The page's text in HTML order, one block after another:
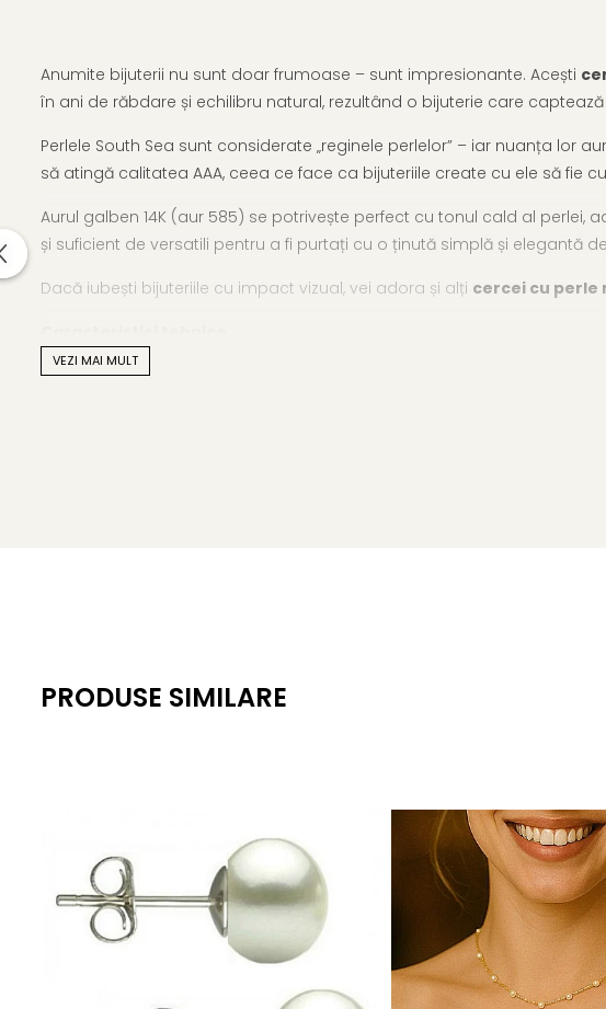
Anumite bijuterii nu sunt doar frumoase – sunt impresionante. Acești
în ani de răbdare și echilibru natural, rezultând o bijuterie care
Perlele South Sea sunt considerate „reginele perlelor” – iar nuanța lor
să atingă calitatea AAA, ceea ce face ca bijuteriile create cu ele să fie
Aurul galben 14K (aur 585) se potrivește perfect cu tonul cald al perlei,
și suficient de versatili pentru a fi purtați cu o ținută simplă și elegantă
Dacă iubești bijuteriile cu impact vizual, vei adora și alți cercei cu perle
Tipul perlei: perle naturale aurii South Sea, de apă sărată
Montură: aur galben 14K (aur 585), toate componentele metalice
Certificare: certificat de garanție și autenticitate KASKADDA
KASKADDAeste un brand european de bijuterii premium, cu marcă
metale prețioase certificate. Fiecare bijuterie cu perle este însoțită de
Pentru femeile care nu aleg la întâmplare – acești
cercei cu perle
VEZI MAI MULT
PRODUSE SIMILARE